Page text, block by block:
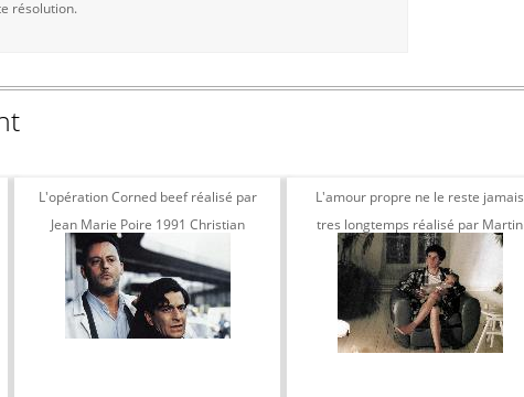
résolution.
L'opération Corned beef réalisé par
Jean Marie Poire 1991 Christian
Clavier et Jean Reno
L'amour propre ne le reste jamais
tres longtemps réalisé par Martin
Veyron, 1985